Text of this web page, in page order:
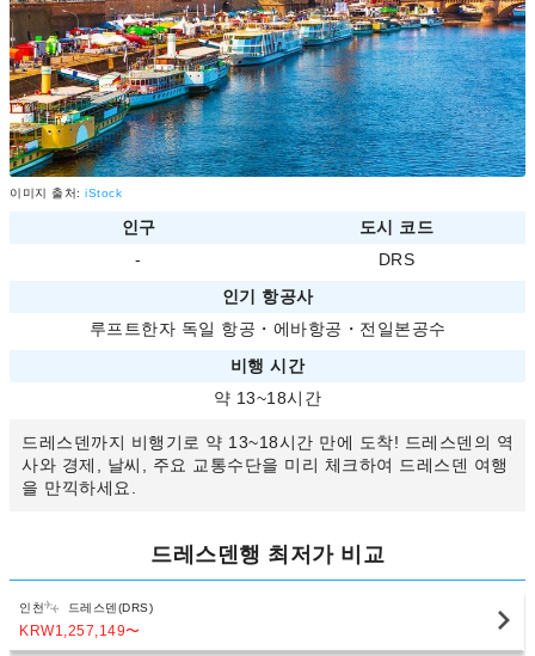
이미지 출처: iStock
인구
도시 코드
-
DRS
인기 항공사
루프트한자 독일 항공 ・ 에바항공 ・ 전일본공수
비행 시간
약 13~18시간
드레스덴까지 비행기로 약 13~18시간 만에 도착! 드레스덴의 역
사와 경제, 날씨, 주요 교통수단을 미리 체크하여 드레스덴 여행
을 만끽하세요.
드레스덴행 최저가 비교
인천 드레스덴(DRS)
KRW1,257,149〜